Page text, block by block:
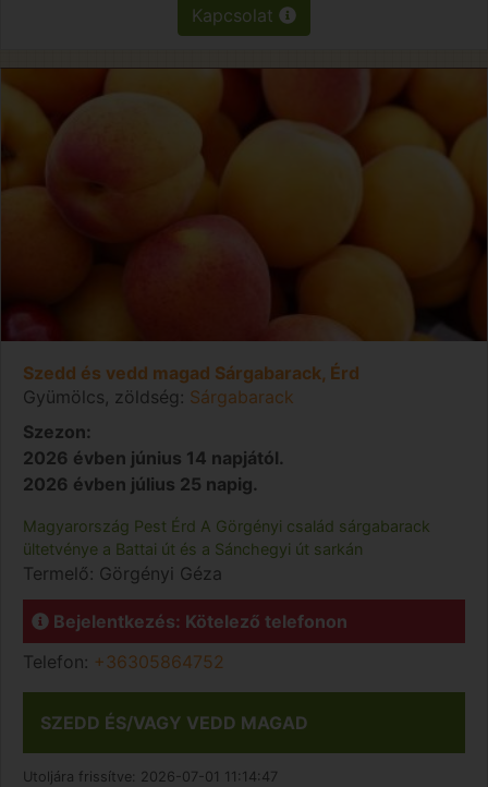
Kapcsolat
Szedd és vedd magad Sárgabarack, Érd
Gyümölcs, zöldség: Sárgabarack
Szezon:
2026 évben június 14 napjától.
2026 évben július 25 napig.
Magyarország Pest Érd A Görgényi család sárgabarack
ültetvénye a Battai út és a Sánchegyi út sarkán
Termelő: Görgényi Géza
Bejelentkezés: Kötelező telefonon
Telefon: +36305864752
SZEDD ÉS/VAGY VEDD MAGAD
Utoljára frissítve: 2026-07-01 11:14:47